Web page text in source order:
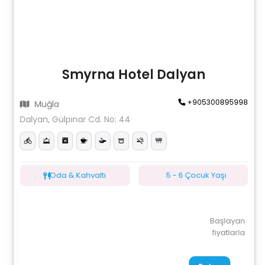
Smyrna Hotel Dalyan
Muğla +905300895998
Dalyan, Gülpınar Cd. No: 44
Oda & Kahvaltı 5 - 6 Çocuk Yaşı
Başlayan
fiyatlarla